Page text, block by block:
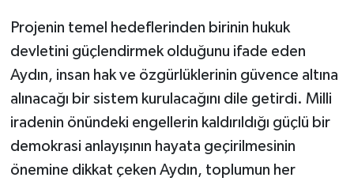
Projenin temel hedeflerinden birinin hukuk
devletini güçlendirmek olduğunu ifade eden
Aydın, insan hak ve özgürlüklerinin güvence altına
alınacağı bir sistem kurulacağını dile getirdi. Milli
iradenin önündeki engellerin kaldırıldığı güçlü bir
demokrasi anlayışının hayata geçirilmesinin
önemine dikkat çeken Aydın, toplumun her